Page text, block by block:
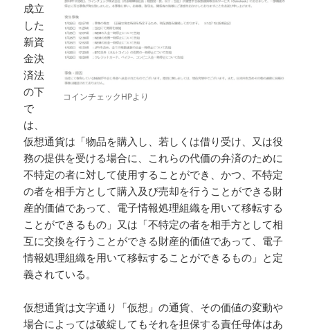
コインチェックHPより
成立
した
新資
金決
済法
の下
で
は、
仮想通貨は「物品を購入し、若しくは借り受け、又は役
務の提供を受ける場合に、これらの代価の弁済のために
不特定の者に対して使用することができ、かつ、不特定
の者を相手方として購入及び売却を行うことができる財
産的価値であって、電子情報処理組織を用いて移転する
ことができるもの」又は「不特定の者を相手方として相
互に交換を行うことができる財産的価値であって、電子
情報処理組織を用いて移転することができるもの」と定
義されている。
仮想通貨は文字通り「仮想」の通貨、その価値の変動や
場合によっては破綻してもそれを担保する責任母体はあ